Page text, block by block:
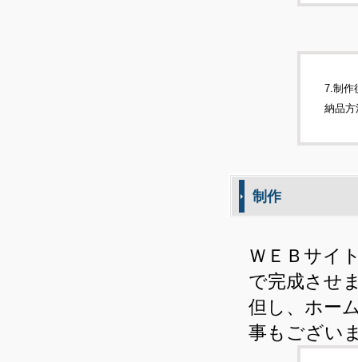
7.制作
納品方
制作
ＷＥＢサイ
で完成させ
但し、ホー
事もござい